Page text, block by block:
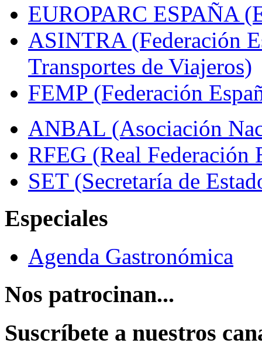
EUROPARC ESPAÑA
ASINTRA (Federación
Transportes de Viajeros)
FEMP (Federación
ANBAL (Asociación
RFEG (Real Federación
SET (Secretaría de
Especiales
Agenda Gastronómica
Nos patrocinan...
Suscríbete a nuestros